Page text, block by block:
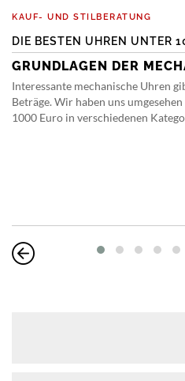
KAUF- UND STILBERATUNG
DIE BESTEN UHREN UNTER
GRUNDLAGEN DER
Interessante mechanische Uhren
Beträge. Wir haben uns
1000 Euro in verschiedenen